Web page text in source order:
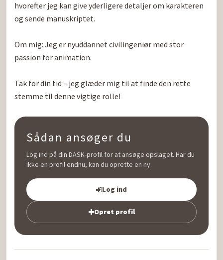
hvorefter jeg kan give yderligere detaljer om karakteren
og sende manuskriptet.
Om mig: Jeg er nyuddannet civilingeniør med stor
passion for animation.
Tak for din tid – jeg glæder mig til at finde den rette
stemme til denne vigtige rolle!
Sådan ansøger du
Log ind på din DASK-profil for at ansøge opslaget. Har du
ikke en profil endnu, kan du oprette en ny.
Log ind
Opret profil